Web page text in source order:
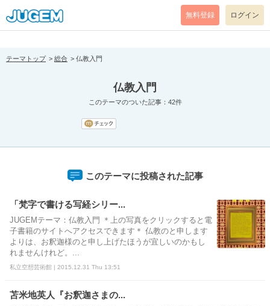
[pear_error: message="Success" code=0 mode=return level=notice
prefix="" info=""]
無料登録 ログイン
テーマトップ 総合 仏教入門
仏教入門
このテーマのついた記事：42件
このテーマに投稿された記事
「梵字で書ける写経シリー...
JUGEMテーマ：仏教入門 ＊上の写真をクリックすると電
子書籍のサイトへアクセスできます＊ 仏教のと申します
よりは、お釈迦様のと申し上げたほうが宜しいのかもし
れませんけれど。...
私立空想芸術館 | 2015.12.31 Thu 13:51
苫米地英人『お釈迦さまの...